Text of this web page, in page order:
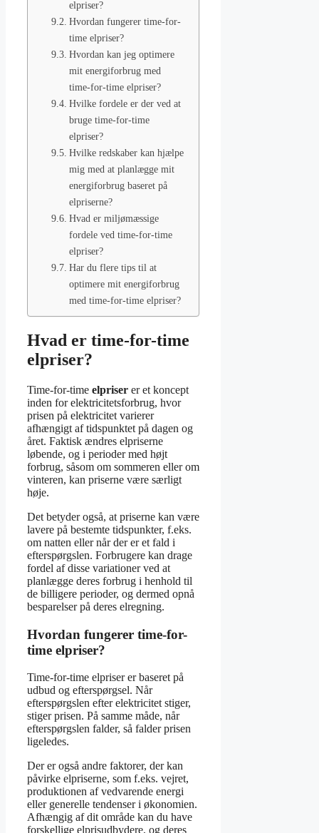
elpriser?
Hvordan fungerer time-for-
time elpriser?
Hvordan kan jeg optimere
mit energiforbrug med
time-for-time elpriser?
Hvilke fordele er der ved at
bruge time-for-time
elpriser?
Hvilke redskaber kan hjælpe
mig med at planlægge mit
energiforbrug baseret på
elpriserne?
Hvad er miljømæssige
fordele ved time-for-time
elpriser?
Har du flere tips til at
optimere mit energiforbrug
med time-for-time elpriser?
Hvad er time-for-time
elpriser?
Time-for-time elpriser er et koncept
inden for elektricitetsforbrug, hvor
prisen på elektricitet varierer
afhængigt af tidspunktet på dagen og
året. Faktisk ændres elpriserne
løbende, og i perioder med højt
forbrug, såsom om sommeren eller om
vinteren, kan priserne være særligt
høje.
Det betyder også, at priserne kan være
lavere på bestemte tidspunkter, f.eks.
om natten eller når der er et fald i
efterspørgslen. Forbrugere kan drage
fordel af disse variationer ved at
planlægge deres forbrug i henhold til
de billigere perioder, og dermed opnå
besparelser på deres elregning.
Hvordan fungerer time-for-
time elpriser?
Time-for-time elpriser er baseret på
udbud og efterspørgsel. Når
efterspørgslen efter elektricitet stiger,
stiger prisen. På samme måde, når
efterspørgslen falder, så falder prisen
ligeledes.
Der er også andre faktorer, der kan
påvirke elpriserne, som f.eks. vejret,
produktionen af vedvarende energi
eller generelle tendenser i økonomien.
Afhængig af dit område kan du have
forskellige elprisudbydere, og deres